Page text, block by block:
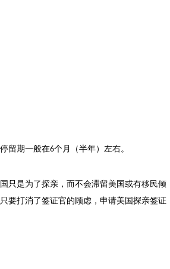
留期一般在6个月（半年）左右。
只是为了探亲，而不会滞留美国或有移民倾
要打消了签证官的顾虑，申请美国探亲签证